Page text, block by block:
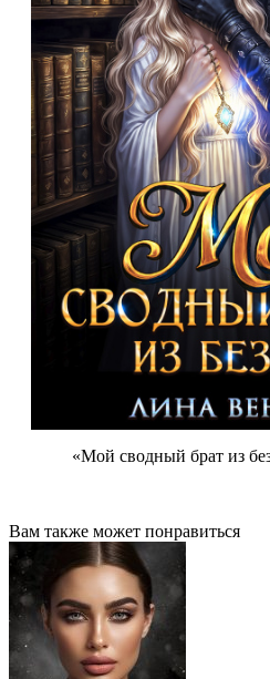
«Мой сводный брат из
Вам также может понравиться